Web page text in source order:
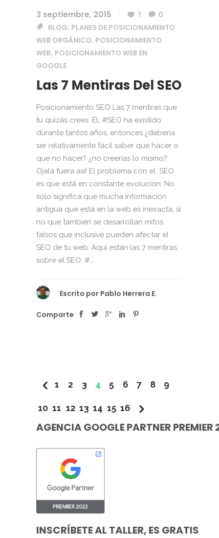
3 septiembre, 2015 1
0
BLOG, PLANES DE POSICIONAMIENTO
WEB ORGÁNICO, POSICIONAMIENTO
WEB, POSICIONAMIENTO WEB EN
GOOGLE
Las 7 Mentiras Del SEO
Posicionamiento SEO Las 7 mentiras que
tu quizás crees. EL #SEO ha existido
durante tantos años, entonces ¿debería
ser relativamente fácil saber que hacer o
que no hacer? ¿no creerías lo mismo?
Ojalá fuera así! El problema con el SEO
es que está en constante evolución. No
sólo significa que mucha información
antigua que está en la web es inexacta, si
no que también se desarrollan mitos
falsos que inclusive pueden afectar el
SEO de tu web. Aquí están las 7 mentiras
sobre el SEO: #...
Escrito por Pablo Herrera E.
Comparte
1 2 3 4 5 6 7 8 9
10 11 12 13 14 15 16
AGENCIA GOOGLE PARTNER PREMIER
INSCRÍBETE AL TALLER, ES GRATIS